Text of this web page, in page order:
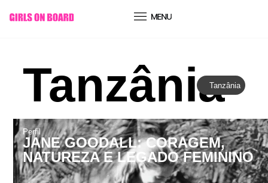
conteúdo
TanzâniaTanzânia
Perfil
JANE GOODALL: CORAGEM,
NATUREZA E LEGADO FEMININO